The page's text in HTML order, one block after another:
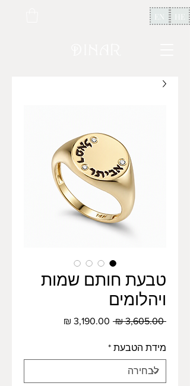
EN HE
טבעת חותם שמות
ויהלומים
‏3,605.00 ‏₪
מחיר
מידת הטבעת *